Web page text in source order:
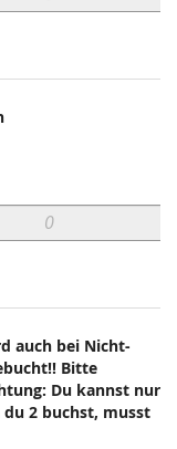
auch bei Nicht-
Bitte
Du kannst nur
du 2 buchst, musst